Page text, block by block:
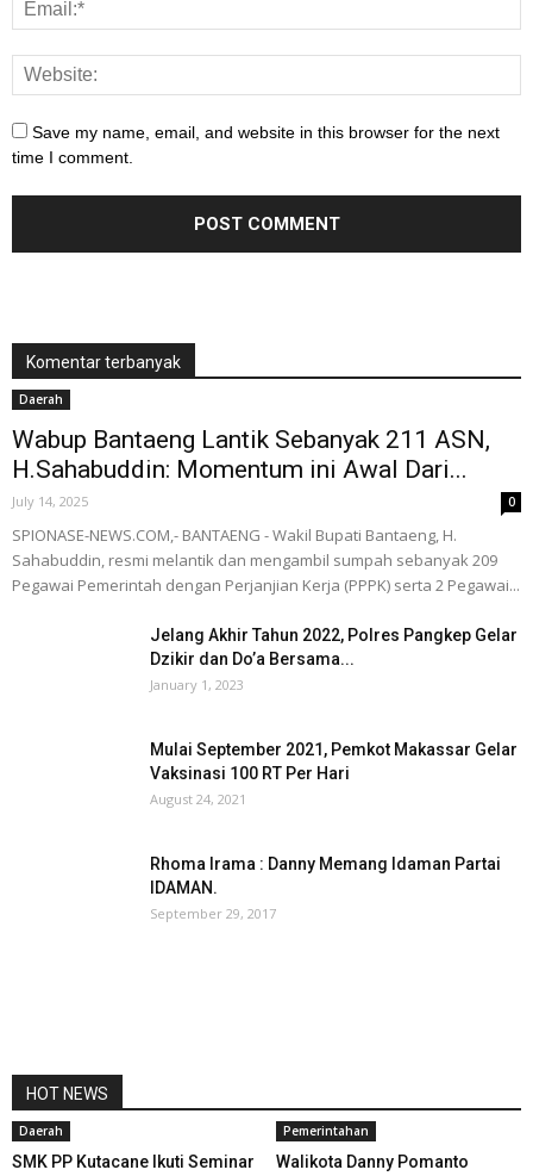
Save my name, email, and website in this browser for the next
time I comment.
Komentar terbanyak
Daerah
Wabup Bantaeng Lantik Sebanyak 211 ASN,
H.Sahabuddin: Momentum ini Awal Dari...
July 14, 2025 0
SPIONASE-NEWS.COM,- BANTAENG - Wakil Bupati Bantaeng, H.
Sahabuddin, resmi melantik dan mengambil sumpah sebanyak 209
Pegawai Pemerintah dengan Perjanjian Kerja (PPPK) serta 2 Pegawai...
Jelang Akhir Tahun 2022, Polres Pangkep Gelar
Dzikir dan Do’a Bersama...
January 1, 2023
Mulai September 2021, Pemkot Makassar Gelar
Vaksinasi 100 RT Per Hari
August 24, 2021
Rhoma Irama : Danny Memang Idaman Partai
IDAMAN.
September 29, 2017
HOT NEWS
Daerah
SMK PP Kutacane Ikuti Seminar
Pemerintahan
Walikota Danny Pomanto